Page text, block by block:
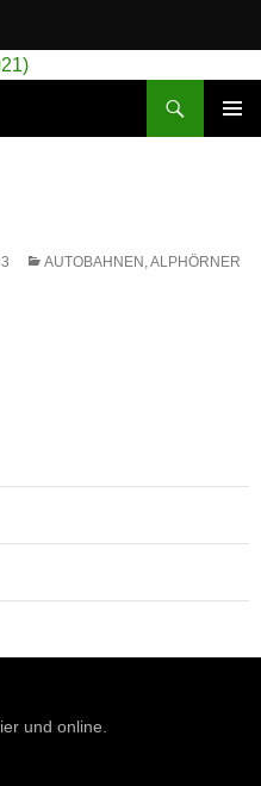
AUTOBAHNEN, ALPHÖRNER
und online.